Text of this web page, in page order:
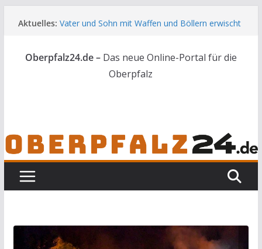
Inhalt
Aktuelles: Vater und Sohn mit Waffen und Böllern erwischt
Audi prallt gegen Brückengeländer in Weiden
Ortsumgehung Waldershof ist eröffnet
Deutsch-amerikanischer Schüleraustausch zu
Oberpfalz24.de – Das neue Online-Portal für die
Oberpfalz